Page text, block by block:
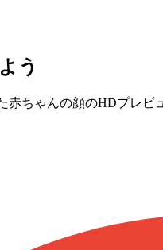
う
ちゃんの顔のHDプレビ